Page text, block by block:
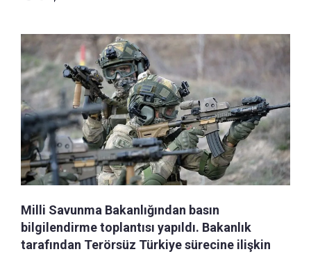
Milli Savunma Bakanlığından basın
bilgilendirme toplantısı yapıldı. Bakanlık
tarafından Terörsüz Türkiye sürecine ilişkin